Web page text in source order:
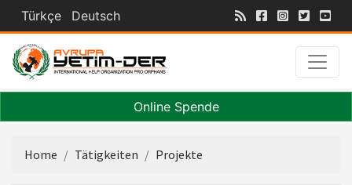
Türkçe Deutsch
Online Spende
Home Tätigkeiten Projekte